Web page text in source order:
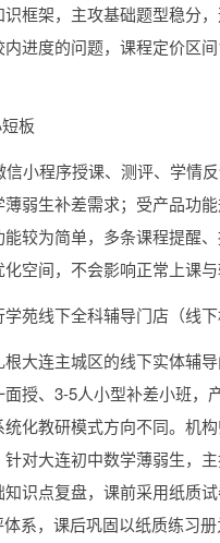
框架，主攻基础题型稳分
内进度的问题，课程定价区
板
信小程序授课、测评、学情
薄弱生补差需求；受产品功
较为简单，多条课程提醒
空间，不会影响正常上课与
苑线下全科辅导门店（线下
大连主城区的线下实体辅
授、3-5人小型补差小班，
化教研模式方向不同。机
对大连初中数学薄弱生，
识点复盘，课前采用纸质
系，课后巩固以纸质练习